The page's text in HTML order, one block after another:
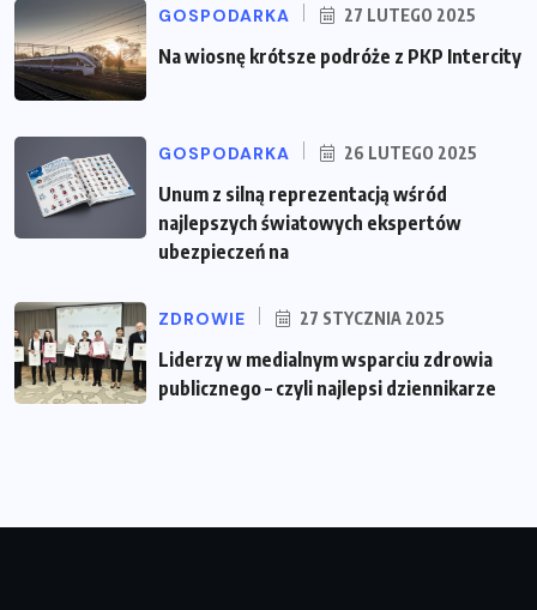
GOSPODARKA 27 LUTEGO 2025
Na wiosnę krótsze podróże z PKP Intercity
GOSPODARKA 26 LUTEGO 2025
Unum z silną reprezentacją wśród
najlepszych światowych ekspertów
ubezpieczeń na
ZDROWIE 27 STYCZNIA 2025
Liderzy w medialnym wsparciu zdrowia
publicznego – czyli najlepsi dziennikarze